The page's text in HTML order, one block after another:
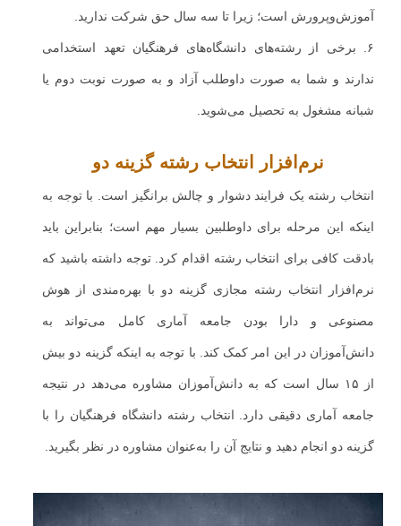
آموزش‌وپرورش است؛ زیرا تا سه سال حق شرکت ندارید.
۶. برخی از رشته‌های دانشگاه‌های فرهنگیان تعهد استخدامی
ندارند و شما به صورت داوطلب آزاد و به صورت نوبت دوم یا
شبانه مشغول به تحصیل می‌شوید.
نرم‌افزار انتخاب رشته گزینه دو
انتخاب رشته یک فرایند دشوار و چالش برانگیز است. با توجه به
اینکه این مرحله برای داوطلبین بسیار مهم است؛ بنابراین باید
بادقت کافی برای انتخاب رشته اقدام کرد. توجه داشته باشید که
نرم‌افزار انتخاب رشته مجازی گزینه دو با بهره‌مندی از هوش
مصنوعی و دارا بودن جامعه آماری کامل می‌تواند به
دانش‌آموزان در این امر کمک کند. با توجه به اینکه گزینه دو بیش
از ۱۵ سال است که به دانش‌آموزان مشاوره می‌دهد در نتیجه
جامعه آماری دقیقی دارد. انتخاب رشته دانشگاه فرهنگیان را با
گزینه دو انجام دهید و نتایج آن را به‌عنوان مشاوره در نظر بگیرید.